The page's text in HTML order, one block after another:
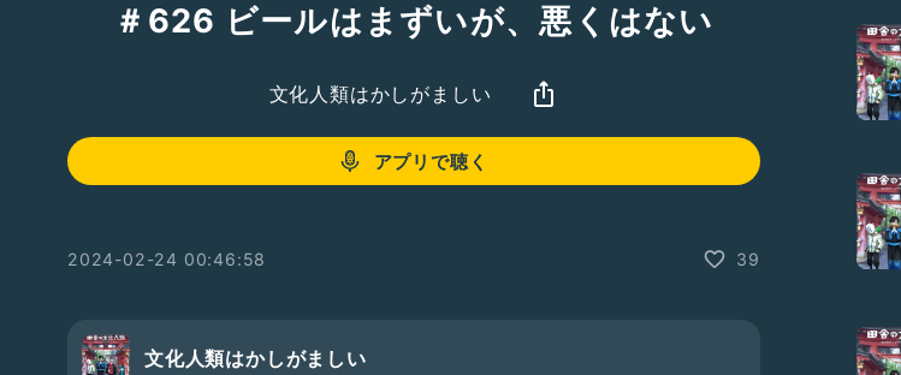
＃626 ビールはまずいが、悪くはない
文化人類はかしがましい
アプリで聴く
2024-02-24 00:46:58 39
文化人類はかしがましい